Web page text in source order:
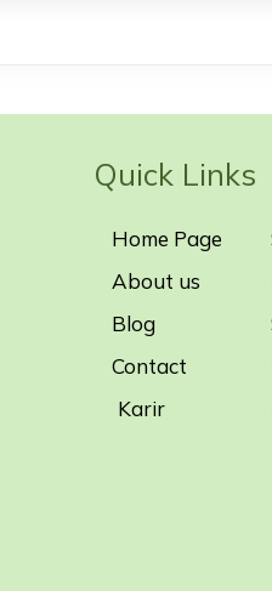
Quick Links
Home Page
About us
Blog
Contact
Karir